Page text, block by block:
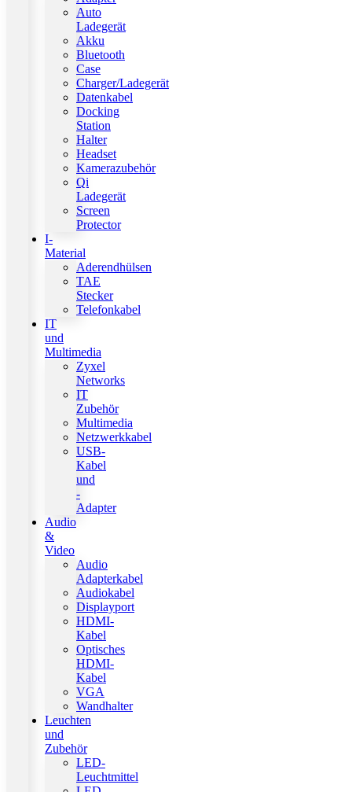
Auto
Ladegerät
Akku
Bluetooth
Case
Charger/Ladegerät
Datenkabel
Docking
Station
Halter
Headset
Kamerazubehör
Qi
Ladegerät
Screen
Protector
I-
Material
Aderendhülsen
TAE
Stecker
Telefonkabel
IT
und
Multimedia
Zyxel
Networks
IT
Zubehör
Multimedia
Netzwerkkabel
USB-
Kabel
und
-
Adapter
Audio
&
Video
Audio
Adapterkabel
Audiokabel
Displayport
HDMI-
Kabel
Optisches
HDMI-
Kabel
VGA
Wandhalter
Leuchten
und
Zubehör
LED-
Leuchtmittel